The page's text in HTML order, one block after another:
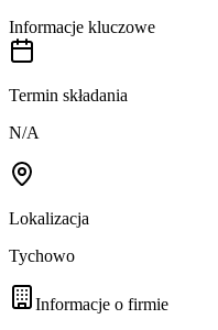
Informacje kluczowe
Termin składania
N/A
Lokalizacja
Tychowo
Informacje o firmie